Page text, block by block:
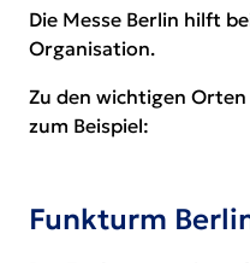
Die Messe Berlin hilft
Organisation.
Zu den wichtigen
zum Beispiel:
Funkturm